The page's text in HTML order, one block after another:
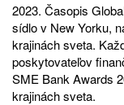
2023. Časopis
sídlo v New Yorku,
krajinách sveta.
poskytovateľov
SME Bank Awards
krajinách sveta.